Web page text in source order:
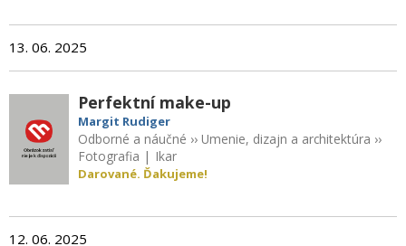
13. 06. 2025
Perfektní make-up
Margit Rudiger
Odborné a náučné ››Umenie, dizajn a architektúra ››
Fotografia | Ikar
Darované. Ďakujeme!
12. 06. 2025